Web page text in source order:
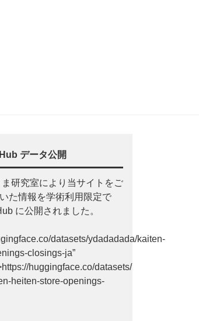
データ公開
研究室により当サイトをご
た情報を学術利用限定で
に公開されました。
datasets/ydadadada/kaiten-
closings-ja”
huggingface.co/datasets/
heiten-store-openings-